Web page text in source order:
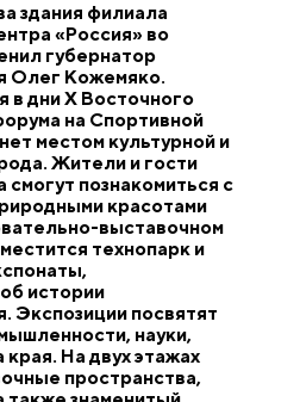
здания филиала
«Россия» во
губернатор
Олег Кожемяко.
в дни X Восточного
на Спортивной
местом культурной и
Жители и гости
познакомиться с
красотами
выставочном
технопарк и
истории
Экспозиции посвятят
науки,
края. На двух этажах
пространства,